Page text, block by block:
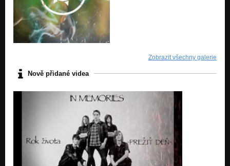
Zobrazit všechny galerie
Nově přidané videa